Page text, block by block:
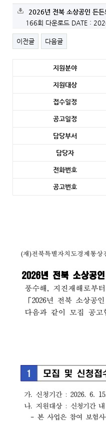
2026년 전북 소상공인 든
166회 다운로드 DATE :
이전글 다음글
지원분야
지원대상
접수일정
공고일정
담당부서
담당자
전화번호
공고번호